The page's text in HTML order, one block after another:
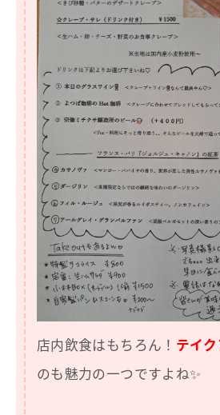
店内飲食はもちろん！ テイ
のも魅力の一つですよね✨